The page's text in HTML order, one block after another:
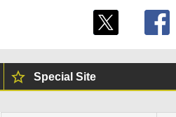
Special Site